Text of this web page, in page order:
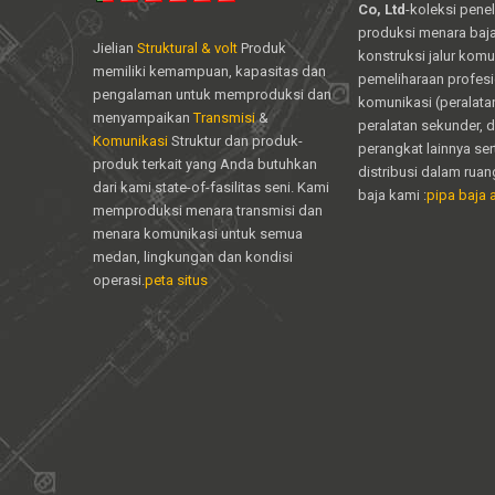
Jielian Struktural & volt Produk
memiliki kemampuan, kapasitas dan
pengalaman untuk memproduksi dan
menyampaikanTransmisi&
Komunikasi Struktur dan produk-
produk terkait yang Anda butuhkan
dari kami state-of-fasilitas seni. Kami
memproduksi menara transmisi dan
menara komunikasi untuk semua
medan, lingkungan dan kondisi
operasi. peta situs
Co, Ltd-koleksi
produksi menara
konstruksi jalur
pemeliharaan
komunikasi
peralatan sekunder,
perangkat lainnya
distribusi dalam
baja kami :pipa baja